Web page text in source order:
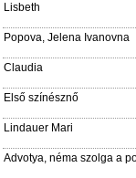
Lisbeth
Popova, Jelena Ivanovna
Claudia
Első színésznő
Lindauer Mari
Advotya, néma szolga a